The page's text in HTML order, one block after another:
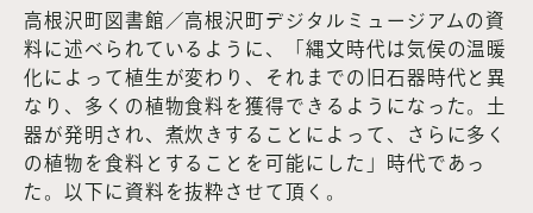
高根沢町図書館／高根沢町デジタルミュージアムの資
料に述べられているように、「縄文時代は気侯の温暖
化によって植生が変わり、それまでの旧石器時代と異
なり、多くの植物食料を獲得できるようになった。土
器が発明され、煮炊きすることによって、さらに多く
の植物を食料とすることを可能にした」時代であっ
た。以下に資料を抜粋させて頂く。